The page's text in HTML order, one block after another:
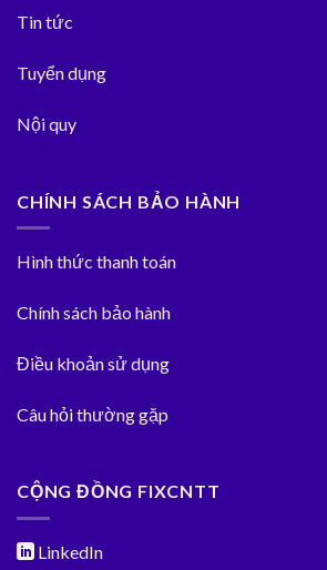
Tin tức
Tuyển dụng
Nội quy
CHÍNH SÁCH BẢO HÀNH
Hình thức thanh toán
Chính sách bảo hành
Điều khoản sử dụng
Câu hỏi thường gặp
CỘNG ĐỒNG FIXCNTT
LinkedIn